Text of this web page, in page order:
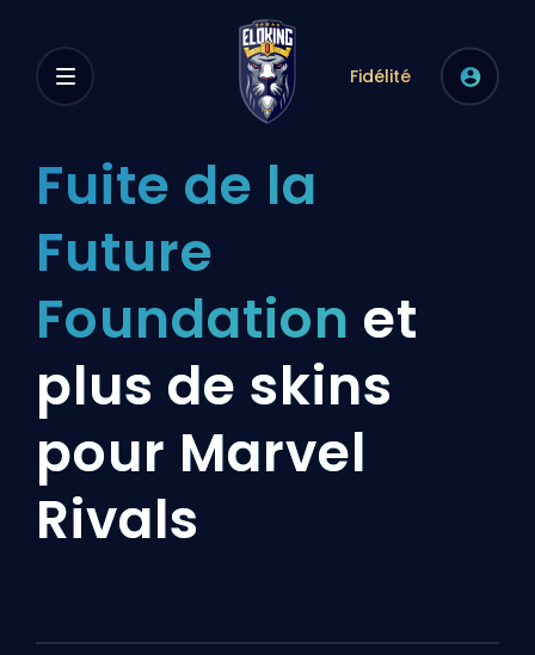
Fidélité
Fuite de la
Future
Foundation et
plus de skins
pour Marvel
Rivals